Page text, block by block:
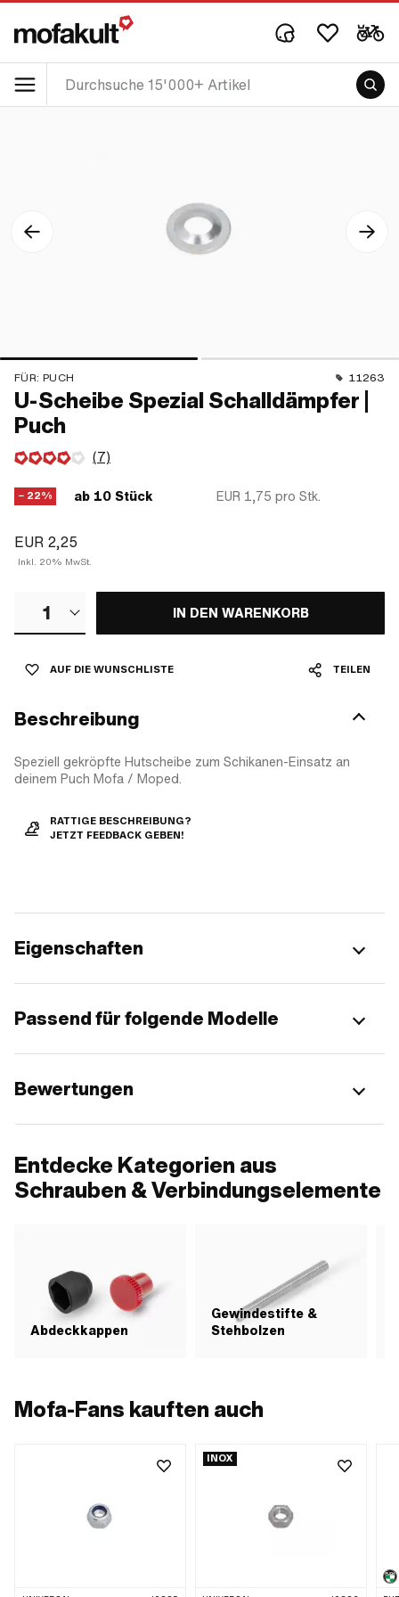
FÜR: PUCH 11263
U-Scheibe Spezial Schalldämpfer |
Puch
(7)
− 22% ab 10 Stück EUR 1,75 pro Stk.
EUR 2,25
Inkl. 20% MwSt.
1 IN DEN WARENKORB
AUF DIE WUNSCHLISTE TEILEN
Beschreibung
Speziell gekröpfte Hutscheibe zum Schikanen-Einsatz an
deinem Puch Mofa / Moped.
RATTIGE BESCHREIBUNG?
JETZT FEEDBACK GEBEN!
Eigenschaften
Passend für folgende Modelle
Bewertungen
Entdecke Kategorien aus
Schrauben & Verbindungselemente
Abdeckkappen
Gewindestifte &
Stehbolzen
Mofa-Fans kauften auch
INOX